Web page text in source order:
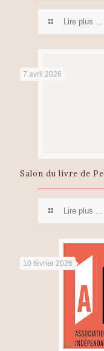
Lire plus ...
7 avril 2026
Salon du livre de
Lire plus ...
10 février 2026